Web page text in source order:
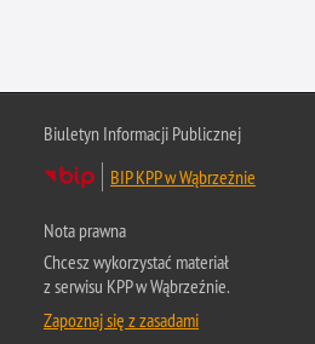
Biuletyn Informacji Publicznej
BIP KPP w Wąbrzeźnie
Nota prawna
Chcesz wykorzystać materiał
z serwisu KPP w Wąbrzeźnie.
Zapoznaj się z zasadami